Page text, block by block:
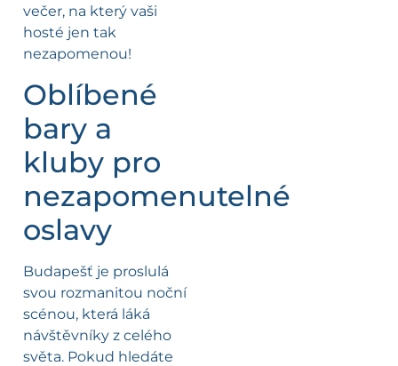
večer, na který vaši
hosté jen tak
nezapomenou!
Oblíbené
bary a
kluby pro
nezapomenutelné
oslavy
Budapešť je proslulá
svou rozmanitou noční
scénou, která láká
návštěvníky z celého
světa. Pokud hledáte